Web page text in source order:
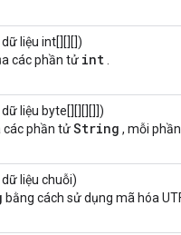
liệu int[][][])
các phần tử int
liệu byte[][][][]])
các phần tửString , mỗi
dữ liệu chuỗi)
bằng cách sử dụng mã hóa